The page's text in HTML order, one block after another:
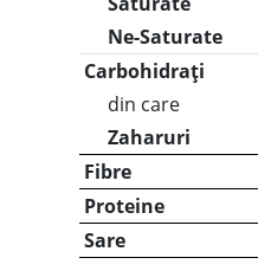
Ne-Saturate
Carbohidrați
din care
Zaharuri
Fibre
Proteine
Sare